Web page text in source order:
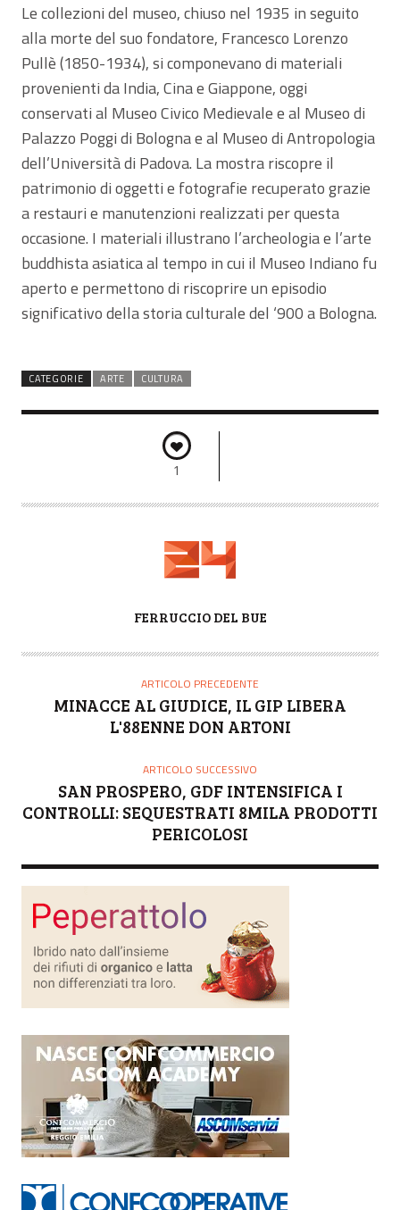
Le collezioni del museo, chiuso nel 1935 in seguito
alla morte del suo fondatore, Francesco Lorenzo
Pullè (1850-1934), si componevano di materiali
provenienti da India, Cina e Giappone, oggi
conservati al Museo Civico Medievale e al Museo di
Palazzo Poggi di Bologna e al Museo di Antropologia
dell’Università di Padova. La mostra riscopre il
patrimonio di oggetti e fotografie recuperato grazie
a restauri e manutenzioni realizzati per questa
occasione. I materiali illustrano l’archeologia e l’arte
buddhista asiatica al tempo in cui il Museo Indiano fu
aperto e permettono di riscoprire un episodio
significativo della storia culturale del ‘900 a Bologna.
CATEGORIE ARTE CULTURA
1
T
FERRUCCIO DEL BUE
ARTICOLO PRECEDENTE
MINACCE AL GIUDICE, IL GIP LIBERA
L'88ENNE DON ARTONI
ARTICOLO SUCCESSIVO
SAN PROSPERO, GDF INTENSIFICA I
CONTROLLI: SEQUESTRATI 8MILA PRODOTTI
PERICOLOSI